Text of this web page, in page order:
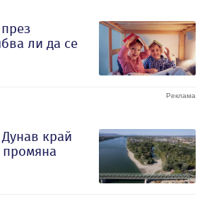
ли да се
край
промяна